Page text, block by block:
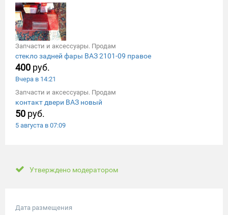
Запчасти и аксессуары. Продам
стекло задней фары ВАЗ 2101-09 правое
400 руб.
Вчера в 14:21
Запчасти и аксессуары. Продам
контакт двери ВАЗ новый
50 руб.
5 августа в 07:09
Утверждено модератором
Дата размещения